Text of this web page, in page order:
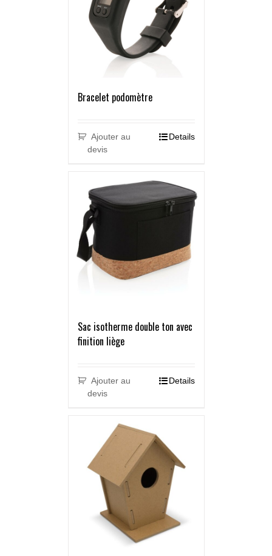
Bracelet podomètre
Ajouter au
devis
Details
Sac isotherme double ton avec
finition liège
Ajouter au
devis
Details